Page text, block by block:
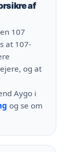
af
107
at 107-
og at
Aygo i
og se om